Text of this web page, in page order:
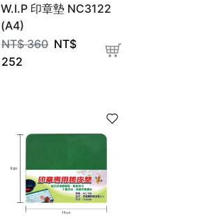
W.I.P 印章墊 NC3122
(A4)
NT$360 NT$
252